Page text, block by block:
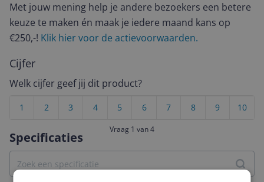
Specificaties
Met jouw mening help je andere bezoekers een betere
keuze te maken én maak je iedere maand kans op
€250,-! Klik hier voor de actievoorwaarden.
Cijfer
Welk cijfer geef jij dit product?
10
9
8
7
6
5
4
3
2
1
Vraag 1 van 4